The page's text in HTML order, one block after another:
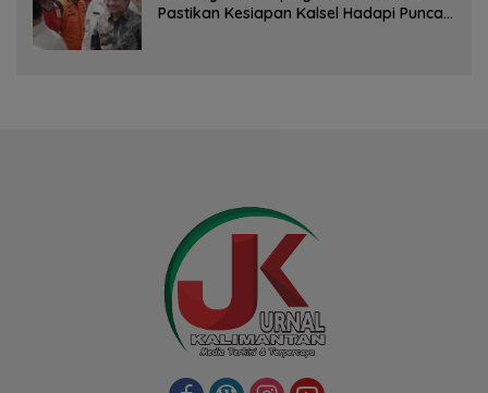
Pastikan Kesiapan Kalsel Hadapi Puncak